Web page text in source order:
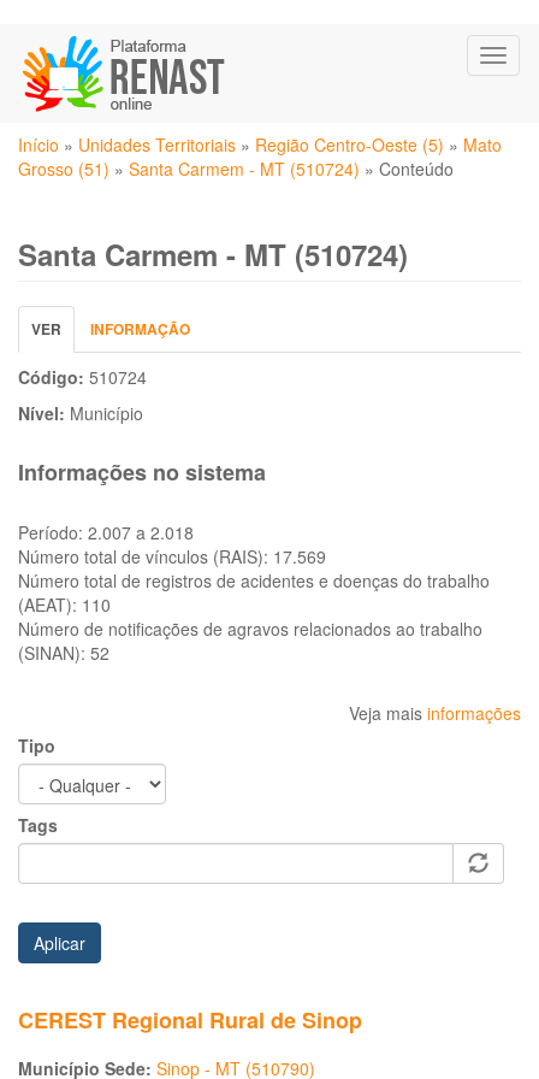
para
conteúdo
principal
Você
está
Início » Unidades Territoriais » Região Centro-Oeste (5) » Mato
Grosso (51) » Santa Carmem - MT (510724) » Conteúdo
Santa Carmem - MT (510724)
Abas
primárias
VER (ABA
ATIVA)
INFORMAÇÃO
Código: 510724
Nível: Município
Informações no sistema
Período: 2.007 a 2.018
Número total de vínculos (RAIS): 17.569
Número total de registros de acidentes e doenças do trabalho
(AEAT): 110
Número de notificações de agravos relacionados ao trabalho
(SINAN): 52
Veja mais informações
Tipo
Tags
Aplicar
CEREST Regional Rural de Sinop
Município Sede: Sinop - MT (510790)